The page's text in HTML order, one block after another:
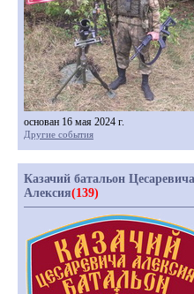
основан 16 мая 2024 г.
Другие события
Казачий батальон Цесаревича
Алексия(139)